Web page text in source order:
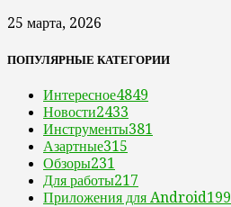
25 марта, 2026
ПОПУЛЯРНЫЕ КАТЕГОРИИ
Интересное4849
Новости2433
Инструменты381
Азартные315
Обзоры231
Для работы217
Приложения для Android199